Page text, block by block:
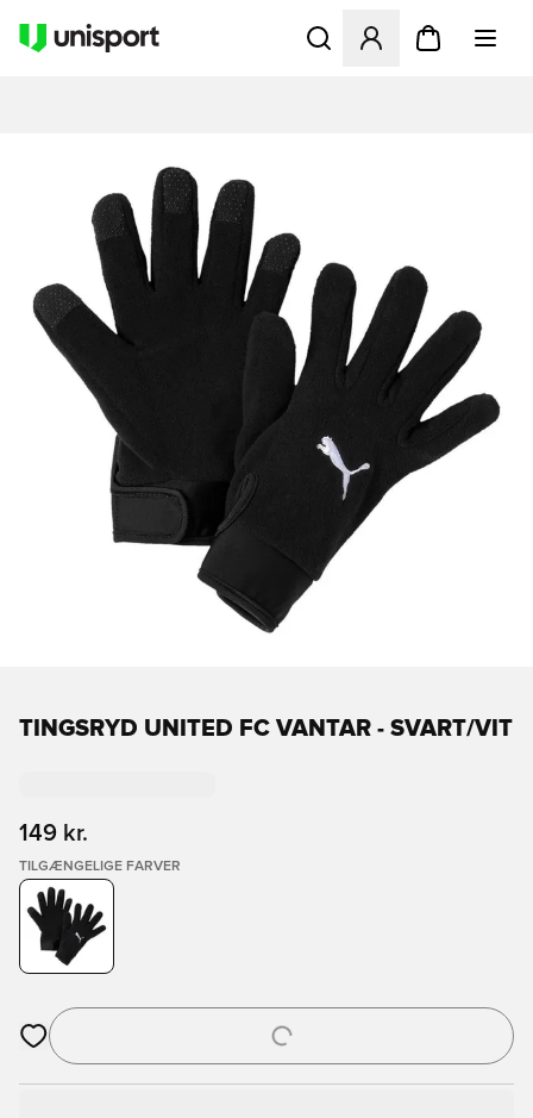
Åbner en Modal til at
TINGSRYD UNITED FC VANTAR - SVART/VIT
149 kr.
TILGÆNGELIGE FARVER
Åbner en Modal til at logge ind eller tilmelde dig som medlem